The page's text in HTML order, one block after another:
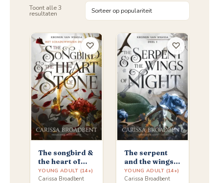
Toont alle 3
resultaten
The songbird &
the heart of
stone
YOUNG ADULT (14+)
Carissa Broadbent
♡
The serpent
and the wings
of night
YOUNG ADULT (14+)
Carissa Broadbent
♡